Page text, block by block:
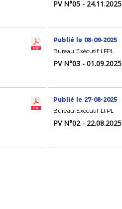
PV N°05 - 24.11.2025
Publié le 08-09-2025
Bureau Exécutif LFPL
PV N°03 - 01.09.2025
Publié le 27-08-2025
Bureau Exécutif LFPL
PV N°02 - 22.08.2025